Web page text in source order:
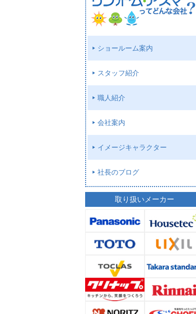
ショールーム案内
スタッフ紹介
職人紹介
会社案内
イメージキャラクター
社長のブログ
取り扱いメーカー